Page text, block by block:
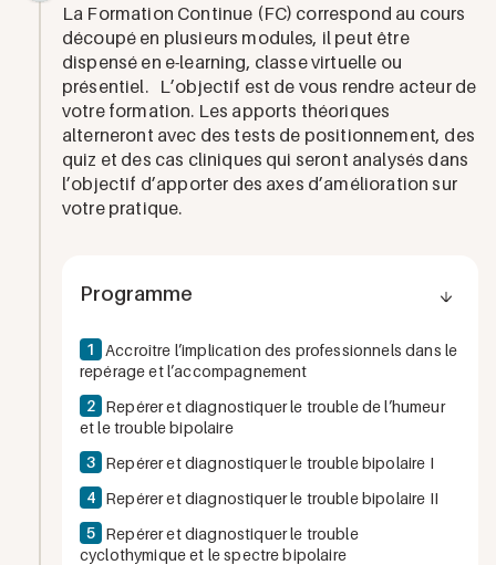
La Formation Continue (FC) correspond au cours
découpé en plusieurs modules, il peut être
dispensé en e-learning, classe virtuelle ou
présentiel. L’objectif est de vous rendre acteur de
votre formation. Les apports théoriques
alterneront avec des tests de positionnement, des
quiz et des cas cliniques qui seront analysés dans
l’objectif d’apporter des axes d’amélioration sur
votre pratique.
Programme
1
Accroître l’implication des professionnels dans le
repérage et l’accompagnement
2 Repérer et diagnostiquer le trouble de l’humeur
et le trouble bipolaire
3 Repérer et diagnostiquer le trouble bipolaire I
4 Repérer et diagnostiquer le trouble bipolaire II
5 Repérer et diagnostiquer le trouble
cyclothymique et le spectre bipolaire